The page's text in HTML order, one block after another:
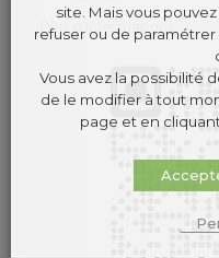
Plus d’informations :
site. Mais vous
refuser ou de
Vous avez la possibilité
de le modifier à tout
page et en